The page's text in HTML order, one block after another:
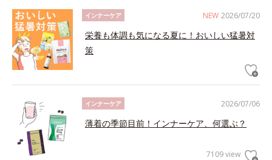
NEW 2026/07/20
インナーケア
栄養も体調も気になる夏に！おいしい猛暑対
策
2026/07/06
インナーケア
薄着の季節目前！インナーケア、何選ぶ？
7109 view